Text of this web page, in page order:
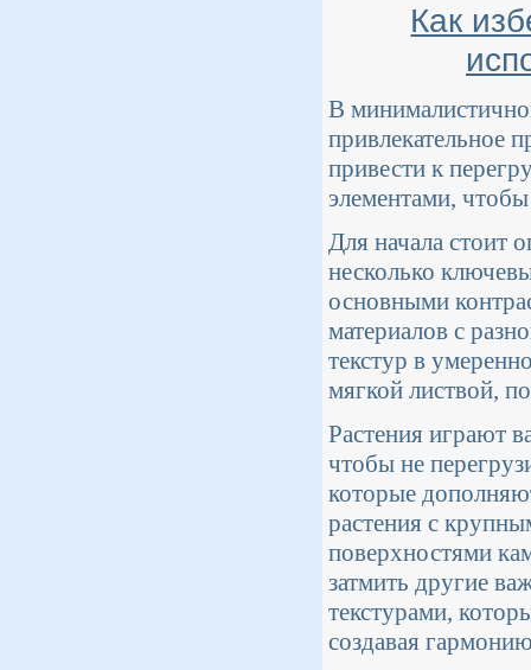
Как
В
привлекательное
привести к
элементами,
Для начала стоит
несколько
основными
материалов с
текстур в
мягкой листвой,
Растения играют
чтобы не
которые
растения с
поверхностями
затмить другие
текстурами,
создавая